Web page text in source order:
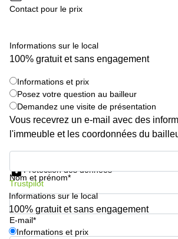
Coworking
Coworking
Tournai
conférence
Bruxelles
Contact pour le prix
Informations sur le local
100% gratuit et sans engagement
Informations et prix
Posez votre question au bailleur
Demandez une visite de présentation
Vous recevrez un e-mail avec des
l'immeuble et les coordonnées du
Nom et prénom*
E-mail*
Protection des données
Trustpilot
Informations sur le local
100% gratuit et sans engagement
Informations et prix